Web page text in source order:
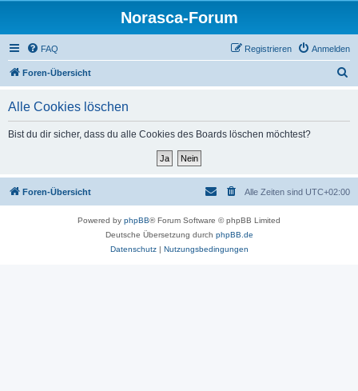
Norasca-Forum
FAQ Anmelden
Registrieren
Foren-Übersicht
Alle Cookies löschen
Bist du dir sicher, dass du alle Cookies des Boards löschen möchtest?
Foren-Übersicht Alle Zeiten sind UTC+02:00
Powered by phpBB® Forum Software © phpBB Limited
Deutsche Übersetzung durch phpBB.de
Datenschutz| Nutzungsbedingungen